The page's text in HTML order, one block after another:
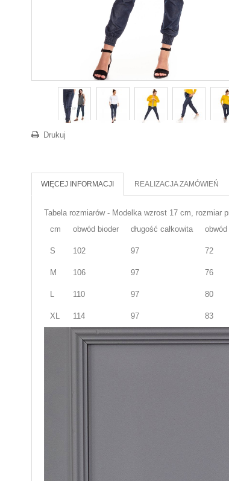
Drukuj
WIĘCEJ INFORMACJI REALIZACJA ZAMÓWIEŃ
Tabela rozmiarów - Modelka wzrost 17 cm, rozmiar
cm
obwód bioder długość całkowita
S 102 97 72
M 106 97 76
L 110 97 80
XL 114 97 83